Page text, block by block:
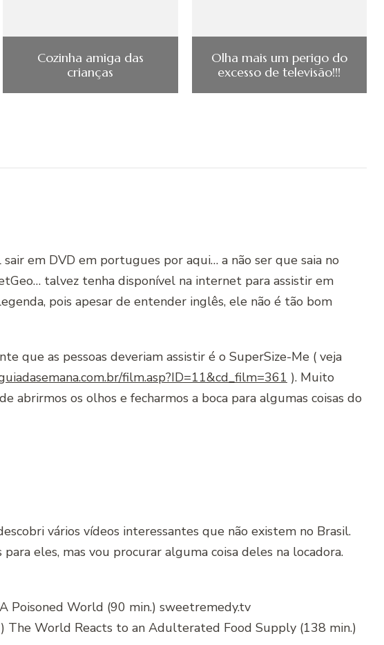
Cozinha amiga das
crianças
Olha mais um perigo do
excesso de televisão!!!
em DVD em portugues por aqui… a não ser que saia no
talvez tenha disponível na internet para assistir em
pois apesar de entender inglês, ele não é tão bom
que as pessoas deveriam assistir é o SuperSize-Me ( veja
film.asp?ID=11&cd_film=361 ). Muito
abrirmos os olhos e fecharmos a boca para algumas coisas do
vários vídeos interessantes que não existem no Brasil.
eles, mas vou procurar alguma coisa deles na locadora.
Poisoned World (90 min.) sweetremedy.tv
The World Reacts to an Adulterated Food Supply (138 min.)